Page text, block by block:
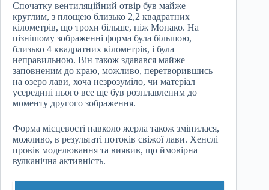
Спочатку вентиляційний отвір був майже
круглим, з площею близько 2,2 квадратних
кілометрів, що трохи більше, ніж Монако. На
пізнішому зображенні форма була більшою,
близько 4 квадратних кілометрів, і була
неправильною. Він також здавався майже
заповненим до краю, можливо, перетворившись
на озеро лави, хоча незрозуміло, чи матеріал
усередині нього все ще був розплавленим до
моменту другого зображення.
Форма місцевості навколо жерла також змінилася,
можливо, в результаті потоків свіжої лави. Хенслі
провів моделювання та виявив, що ймовірна
вулканічна активність.